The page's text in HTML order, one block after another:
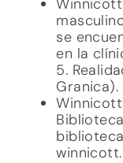
se
en la
5.
Granica).
winnicott.